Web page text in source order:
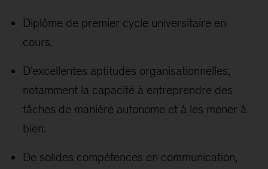
Diplôme de premier cycle universitaire en
cours.
D’excellentes aptitudes organisationnelles,
notamment la capacité à entreprendre des
tâches de manière autonome et à les mener à
bien.
De solides compétences en communication,